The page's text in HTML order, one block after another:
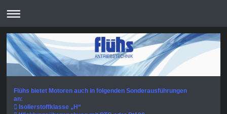
Flühs bietet Motoren auch in folgenden Sonderausführungen
an:
 Isolierstoffklasse „H“